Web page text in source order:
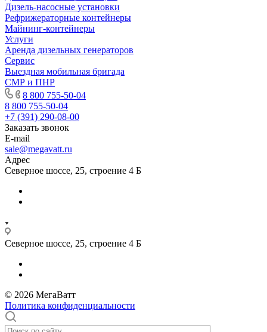
Дизель-насосные установки
Рефрижераторные контейнеры
Майнинг-контейнеры
Услуги
Аренда дизельных генераторов
Сервис
Выездная мобильная бригада
СМР и ПНР
8 800 755-50-04
8 800 755-50-04
+7 (391) 290-08-00
Заказать звонок
E-mail
sale@megavatt.ru
Адрес
Северное шоссе, 25, строение 4 Б
Северное шоссе, 25, строение 4 Б
© 2026 МегаВатт
Политика конфиденциальности